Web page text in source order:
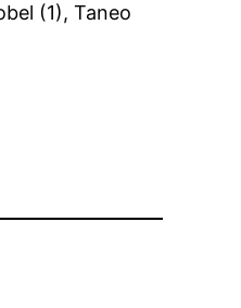
(1), Taneo